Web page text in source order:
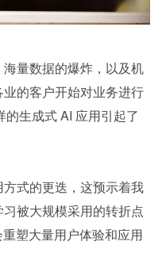
量数据的爆炸，以及机
的客户开始对业务进行
的生成式 AI 应用引起了
式的更迭，这预示着我
被大规模采用的转折点
塑大量用户体验和应用